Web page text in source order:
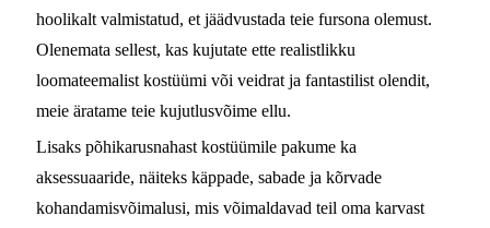
hoolikalt valmistatud, et jäädvustada teie fursona olemust.
Olenemata sellest, kas kujutate ette realistlikku
loomateemalist kostüümi või veidrat ja fantastilist olendit,
meie äratame teie kujutlusvõime ellu.
Lisaks põhikarusnahast kostüümile pakume ka
aksessuaaride, näiteks käppade, sabade ja kõrvade
kohandamisvõimalusi, mis võimaldavad teil oma karvast